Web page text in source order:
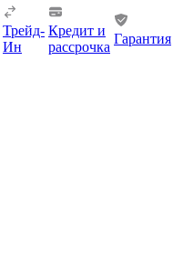
Трейд-
Ин
Кредит и
рассрочка
Гарантия